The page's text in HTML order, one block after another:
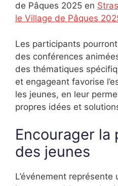
de Pâques 2025 en
le Village de Pâques
Les participants
des conférences
des thématiques
et engageant favorise
les jeunes, en leur
propres idées et
Encourager
des jeunes
L’événement représente